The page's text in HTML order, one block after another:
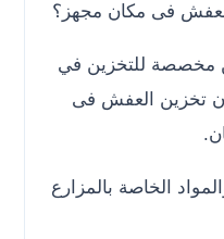
مخصصة للتخزين في
تخزين العفش فى
الخاصة بالمزارع